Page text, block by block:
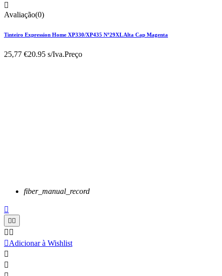

Avaliação(0)
Tinteiro Expression Home XP330/XP435 Nº29XL Alta Cap Magenta
25,77 €20.95 s/Iva.Preço
fiber_manual_record

 
 
Adicionar à Wishlist

